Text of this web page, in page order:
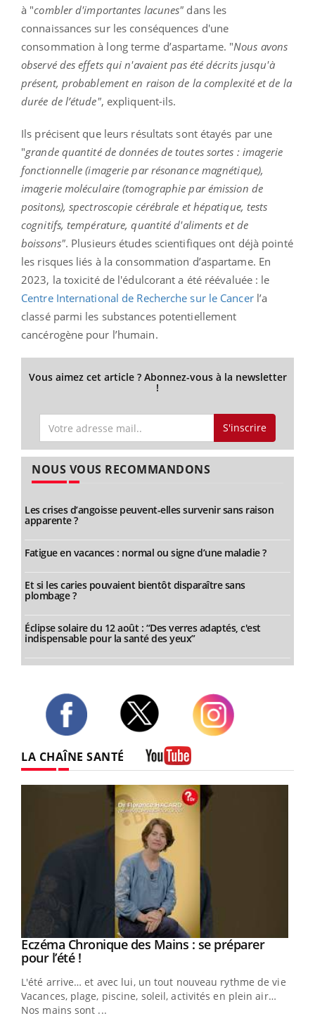
à "combler d'importantes lacunes" dans les
connaissances sur les conséquences d'une
consommation à long terme d’aspartame. "Nous avons
observé des effets qui n'avaient pas été décrits jusqu'à
présent, probablement en raison de la complexité et de la
durée de l’étude", expliquent-ils.
Ils précisent que leurs résultats sont étayés par une
"grande quantité de données de toutes sortes : imagerie
fonctionnelle (imagerie par résonance magnétique),
imagerie moléculaire (tomographie par émission de
positons), spectroscopie cérébrale et hépatique, tests
cognitifs, température, quantité d'aliments et de
boissons". Plusieurs études scientifiques ont déjà pointé
les risques liés à la consommation d’aspartame. En
2023, la toxicité de l'édulcorant a été réévaluée : le
Centre International de Recherche sur le Cancerl’a
classé parmi les substances potentiellement
cancérogène pour l’humain.
Vous aimez cet article ? Abonnez-vous à la newsletter
!
S'inscrire
NOUS VOUS RECOMMANDONS
Les crises d’angoisse peuvent-elles survenir sans raison
apparente ?
Fatigue en vacances : normal ou signe d’une maladie ?
Et si les caries pouvaient bientôt disparaître sans
plombage ?
Éclipse solaire du 12 août : “Des verres adaptés, c'est
indispensable pour la santé des yeux”
LA CHAÎNE SANTÉ
Youtube
Eczéma Chronique des Mains : se préparer
pour l’été !Youtube
L'été arrive… et avec lui, un tout nouveau rythme de vie !
Vacances, plage, piscine, soleil, activités en plein air…
Nos mains sont ...